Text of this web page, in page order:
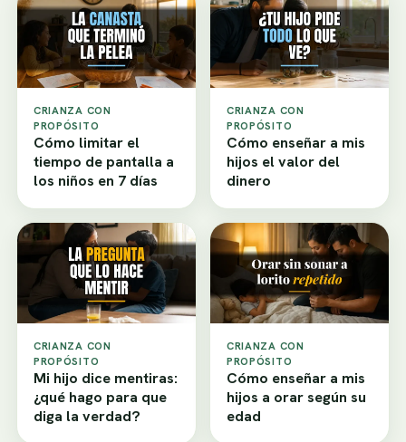
CRIANZA CON
PROPÓSITO
Cómo limitar el
tiempo de pantalla a
los niños en 7 días
CRIANZA CON
PROPÓSITO
Cómo enseñar a mis
hijos el valor del
dinero
CRIANZA CON
PROPÓSITO
Mi hijo dice mentiras:
¿qué hago para que
diga la verdad?
CRIANZA CON
PROPÓSITO
Cómo enseñar a mis
hijos a orar según su
edad